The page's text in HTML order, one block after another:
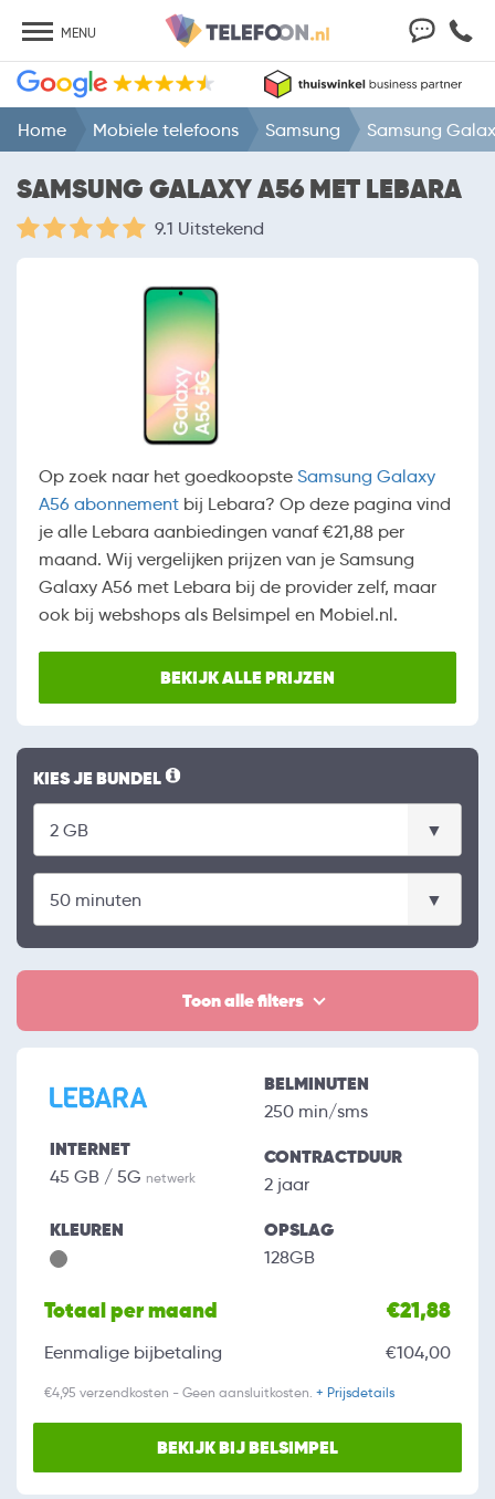
MENU
Home Mobiele telefoons Samsung Samsung
SAMSUNG GALAXY A56 MET LEBARA
9.1 Uitstekend
Op zoek naar het goedkoopste Samsung Galaxy
A56 abonnement bij Lebara? Op deze pagina vind
je alle Lebara aanbiedingen vanaf €21,88 per
maand. Wij vergelijken prijzen van je Samsung
Galaxy A56 met Lebara bij de provider zelf, maar
ook bij webshops als Belsimpel en Mobiel.nl.
BEKIJK ALLE PRIJZEN
KIES JE BUNDEL
Toon alle filters
INTERNET
45 GB / 5G netwerk
BELMINUTEN
250 min/sms
CONTRACTDUUR
2 jaar
KLEUREN OPSLAG
128GB
Totaal per maand €21,88
Eenmalige bijbetaling €104,00
€4,95 verzendkosten - Geen aansluitkosten. + Prijsdetails
BEKIJK BIJ BELSIMPEL